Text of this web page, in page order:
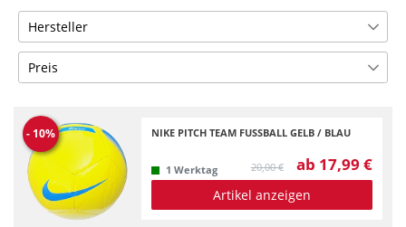
Hersteller
Nike
1
Preis
―
Übernehmen
- 10% NIKE PITCH TEAM FUSSBALL GELB / BLAU
1 Werktag 20,00 € ab 17,99 €
Artikel anzeigen